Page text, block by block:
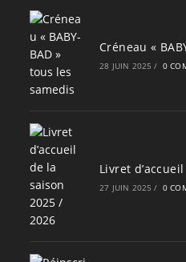
Créneau «
28 JUIN 2025 / 0
Livret
27 JUIN 2025 / 0